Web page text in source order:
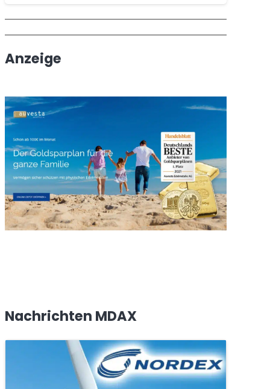
Wochenrückblick
Trendthemen
Anzeige
Nachrichten MDAX